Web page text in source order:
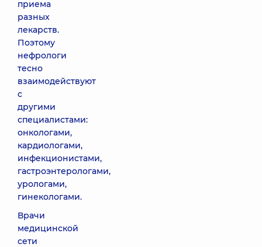
приема
разных
лекарств.
Поэтому
нефрологи
тесно
взаимодействуют
с
другими
специалистами:
онкологами,
кардиологами,
инфекционистами,
гастроэнтерологами,
урологами,
гинекологами.
Врачи
медицинской
сети